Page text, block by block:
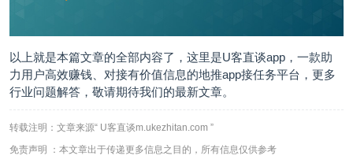
以上就是本篇文章的全部内容了，这里是U客直谈app，一款助
力用户高效赚钱、对接有价值信息的地推app接任务平台 ，更多
行业问题解答，敬请期待我们的最新文章。
转载注明：文章来源“ U客直谈m.ukezhitan.com ”
免责声明 ：本文章出于传递更多信息之目的，所有信息仅供参考